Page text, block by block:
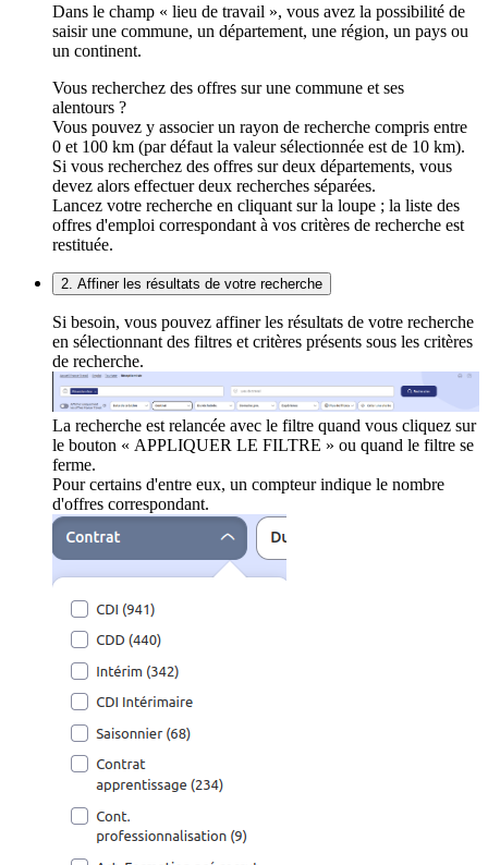
Dans le champ « lieu de travail », vous avez la possibilité de
saisir une commune, un département, une région, un pays ou
un continent.
Vous recherchez des offres sur une commune et ses
alentours ?
Vous pouvez y associer un rayon de recherche compris entre
0 et 100 km (par défaut la valeur sélectionnée est de 10 km).
Si vous recherchez des offres sur deux départements, vous
devez alors effectuer deux recherches séparées.
Lancez votre recherche en cliquant sur la loupe ; la liste des
offres d'emploi correspondant à vos critères de recherche est
restituée.
2. Affiner les résultats de votre recherche
Si besoin, vous pouvez affiner les résultats de votre recherche
en sélectionnant des filtres et critères présents sous les critères
de recherche.
La recherche est relancée avec le filtre quand vous cliquez sur
le bouton « APPLIQUER LE FILTRE » ou quand le filtre se
ferme.
Pour certains d'entre eux, un compteur indique le nombre
d'offres correspondant.